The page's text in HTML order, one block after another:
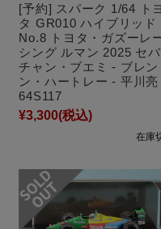
[予約] スパーク 1/64 トヨ
タ GR010 ハイブリッド
No.8 トヨタ・ガズーレ
シング ルマン 2025 セバ
チャン・ブエミ - ブレン
ン・ハートレー - 平川
64S117
¥3,300(税込)
在庫